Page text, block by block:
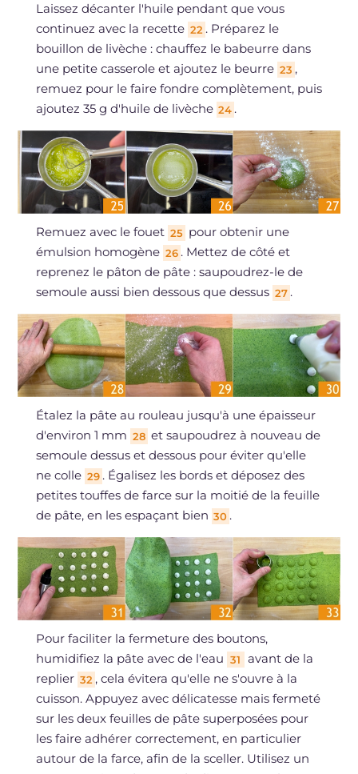
Laissez décanter l'huile pendant que vous
continuez avec la recette 22 . Préparez le
bouillon de livèche : chauffez le babeurre dans
une petite casserole et ajoutez le beurre 23 ,
remuez pour le faire fondre complètement, puis
ajoutez 35 g d'huile de livèche 24 .
Remuez avec le fouet 25 pour obtenir une
émulsion homogène 26 . Mettez de côté et
reprenez le pâton de pâte : saupoudrez-le de
semoule aussi bien dessous que dessus 27 .
Étalez la pâte au rouleau jusqu'à une épaisseur
d'environ 1 mm 28 et saupoudrez à nouveau de
semoule dessus et dessous pour éviter qu'elle
ne colle 29 . Égalisez les bords et déposez des
petites touffes de farce sur la moitié de la feuille
de pâte, en les espaçant bien 30 .
Pour faciliter la fermeture des boutons,
humidifiez la pâte avec de l'eau 31
avant de la
replier 32 , cela évitera qu'elle ne s'ouvre à la
cuisson. Appuyez avec délicatesse mais fermeté
sur les deux feuilles de pâte superposées pour
les faire adhérer correctement, en particulier
autour de la farce, afin de la sceller. Utilisez un